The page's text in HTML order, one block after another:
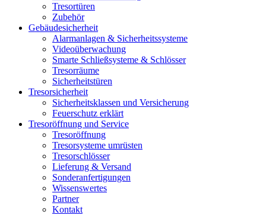
Tresortüren
Zubehör
Gebäudesicherheit
Alarmanlagen & Sicherheitssysteme
Videoüberwachung
Smarte Schließsysteme & Schlösser
Tresorräume
Sicherheitstüren
Tresorsicherheit
Sicherheitsklassen und Versicherung
Feuerschutz erklärt
Tresoröffnung und Service
Tresoröffnung
Tresorsysteme umrüsten
Tresorschlösser
Lieferung & Versand
Sonderanfertigungen
Wissenswertes
Partner
Kontakt